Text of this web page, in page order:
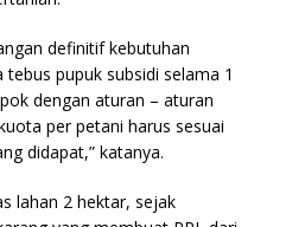
definitif kebutuhan
pupuk subsidi selama 1
dengan aturan – aturan
per petani harus sesuai
didapat,” katanya.
lahan 2 hektar, sejak